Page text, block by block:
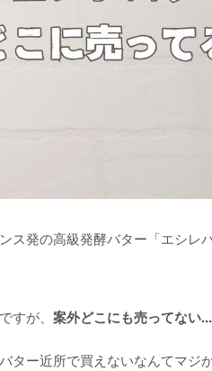
発の高級発酵バター「エシレバ
すが、 案外どこにも売ってない...
ター近所で買えないなんてマジ